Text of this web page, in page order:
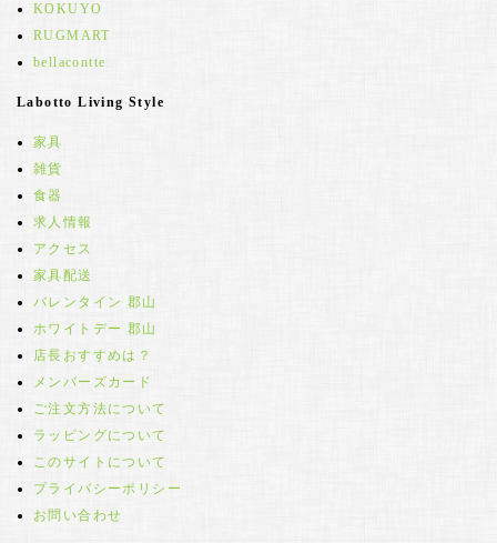
KOKUYO
RUGMART
bellacontte
Labotto Living Style
家具
雑貨
食器
求人情報
アクセス
家具配送
バレンタイン 郡山
ホワイトデー 郡山
店長おすすめは？
メンバーズカード
ご注文方法について
ラッピングについて
このサイトについて
プライバシーポリシー
お問い合わせ